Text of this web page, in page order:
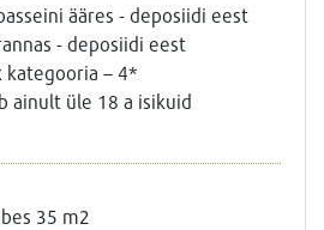
ääres - deposiidi eest
- deposiidi eest
– 4*
ainult üle 18 a isikuid
35 m2